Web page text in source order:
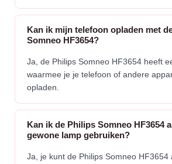
Kan ik mijn telefoon opladen met
Somneo HF3654?
Ja, de Philips Somneo HF3654 heeft
waarmee je je telefoon of andere
opladen.
Kan ik de Philips Somneo HF3654
gewone lamp gebruiken?
Ja, je kunt de Philips Somneo HF3654